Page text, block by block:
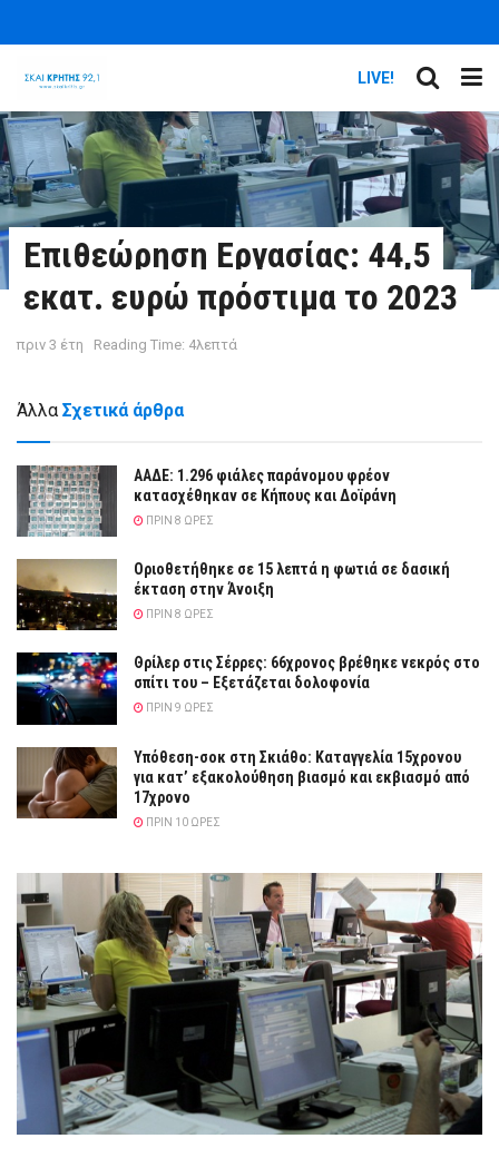
LIVE!
Επιθεώρηση Εργασίας: 44,5
εκατ. ευρώ πρόστιμα το 2023
πριν 3 έτη Reading Time: 4λεπτά
Άλλα Σχετικά άρθρα
ΑΑΔΕ: 1.296 φιάλες παράνομου φρέον
κατασχέθηκαν σε Κήπους και Δοϊράνη
ΠΡΙΝ 8 ΏΡΕΣ
Οριοθετήθηκε σε 15 λεπτά η φωτιά σε δασική
έκταση στην Άνοιξη
ΠΡΙΝ 8 ΏΡΕΣ
Θρίλερ στις Σέρρες: 66χρονος βρέθηκε νεκρός στο
σπίτι του – Εξετάζεται δολοφονία
ΠΡΙΝ 9 ΏΡΕΣ
Υπόθεση-σοκ στη Σκιάθο: Καταγγελία 15χρονου
για κατ’ εξακολούθηση βιασμό και εκβιασμό από
17χρονο
ΠΡΙΝ 10 ΏΡΕΣ